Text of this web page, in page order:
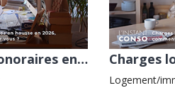
Location : les honoraires en hausse en 2026, ce que ça signifie pour vous ?
Logement/